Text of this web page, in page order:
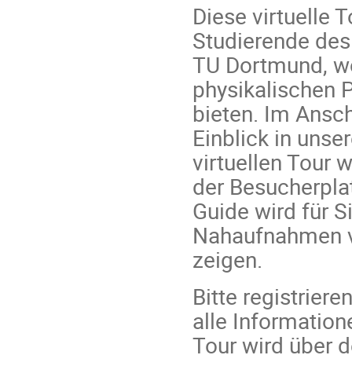
Diese virtuelle
Studierende
TU Dortmund,
physikalischen
bieten. Im
Einblick in
virtuellen Tour
der
Guide wird für
Nahaufnahmen
zeigen.
Bitte
alle
Tour wird über